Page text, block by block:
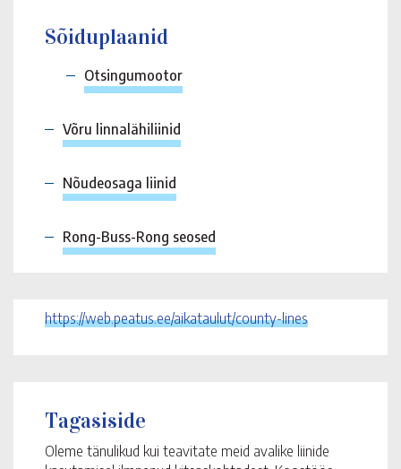
Sõiduplaanid
Otsingumootor
Võru linnalähiliinid
Nõudeosaga liinid
Rong-Buss-Rong seosed
https://web.peatus.ee/aikataulut/county-lines
Tagasiside
Oleme tänulikud kui teavitate meid avalike liinide